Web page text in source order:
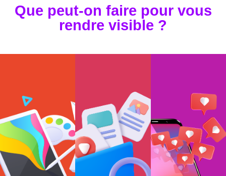
Que peut-on faire pour vous
rendre visible ?